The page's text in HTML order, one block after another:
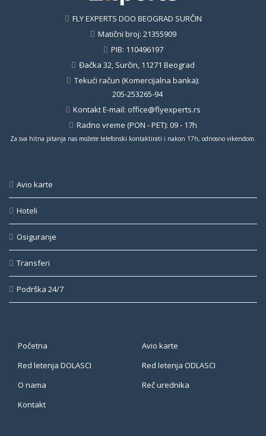
FLY EXPERTS DOO BEOGRAD SURČIN
Matični broj: 21355909
PIB: 110496197
Đačka 32, Surčin, 11271 Beograd
Tekući račun (Komercijalna banka):
205-253265-94
Kontakt E-mail: office@flyexperts.rs
Radno vreme (PON - PET): 09 - 17h
Za sva hitna pitanja nas možete telefonski kontaktirati i nakon 17h, odnosno vikendom.
Avio karte
Hoteli
Osiguranje
Transferi
Podrška 24/7
Početna
Avio karte
Red letenja DOLASCI
Red letenja ODLASCI
O nama
Reč urednika
Kontakt